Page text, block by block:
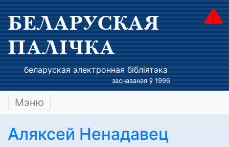
БЕЛАРУСКАЯ
ПАЛІЧКА
беларуская электронная бібліятэка
заснаваная ў 1996
Мэню
Аляксей Ненадавец